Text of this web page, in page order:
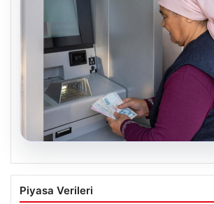
05.08.2026
Emekli maaşı ödemeleri ne
yatacak? SGK, Bağ-Kur, Emekli
Piyasa Verileri